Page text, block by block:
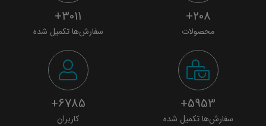
208+
محصولات
3011+
سفارش‌ها تکمیل شده
5953+
سفارش‌ها تکمیل شده
6785+
کاربران